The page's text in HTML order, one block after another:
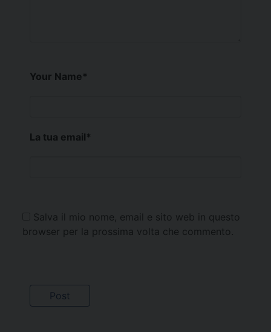
Your Name*
La tua email*
Salva il mio nome, email e sito web in questo
browser per la prossima volta che commento.